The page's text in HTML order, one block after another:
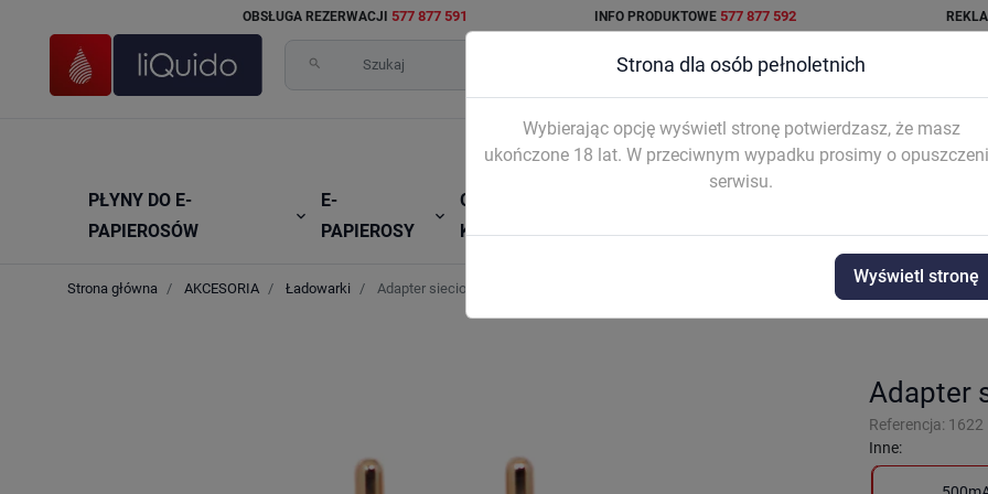
OBSŁUGA REZERWACJI 577 877 591 INFO PRODUKTOWE 577 877 592
search
PŁYNY DO E-
PAPIEROSÓW

E-
PAPIEROSY

GRZAŁKI I
KARTRIDŻE
INTEGRAL
Strona główna AKCESORIA Ładowarki Adapter sieciowy 500mA ASPIRE
Adapter
Referencja: 1622
Inne:
Strona dla osób pełnoletnich
Wybierając opcję wyświetl stronę potwierdzasz, że masz
ukończone 18 lat. W przeciwnym wypadku prosimy o
serwisu.
Wyświetl stronę